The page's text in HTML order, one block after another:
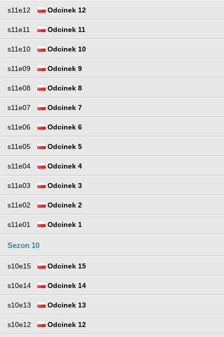
s11e12 Odcinek 12
s11e11 Odcinek 11
s11e10 Odcinek 10
s11e09 Odcinek 9
s11e08 Odcinek 8
s11e07 Odcinek 7
s11e06 Odcinek 6
s11e05 Odcinek 5
s11e04 Odcinek 4
s11e03 Odcinek 3
s11e02 Odcinek 2
s11e01 Odcinek 1
Sezon 10
s10e15 Odcinek 15
s10e14 Odcinek 14
s10e13 Odcinek 13
s10e12 Odcinek 12